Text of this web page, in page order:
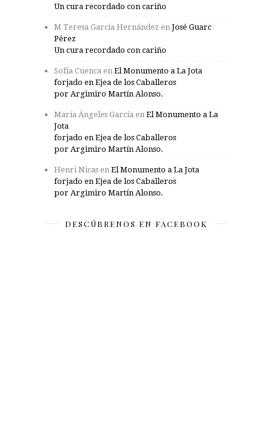
Un cura recordado con cariño
M Teresa García Hernández en José Guarc
Pérez
Un cura recordado con cariño
Sofía Cuenca en El Monumento a La Jota
forjado en Ejea de los Caballeros
por Argimiro Martín Alonso.
María Ángeles García en El Monumento a La
Jota
forjado en Ejea de los Caballeros
por Argimiro Martín Alonso.
Henri Nicas en El Monumento a La Jota
forjado en Ejea de los Caballeros
por Argimiro Martín Alonso.
DESCÚBRENOS EN FACEBOOK